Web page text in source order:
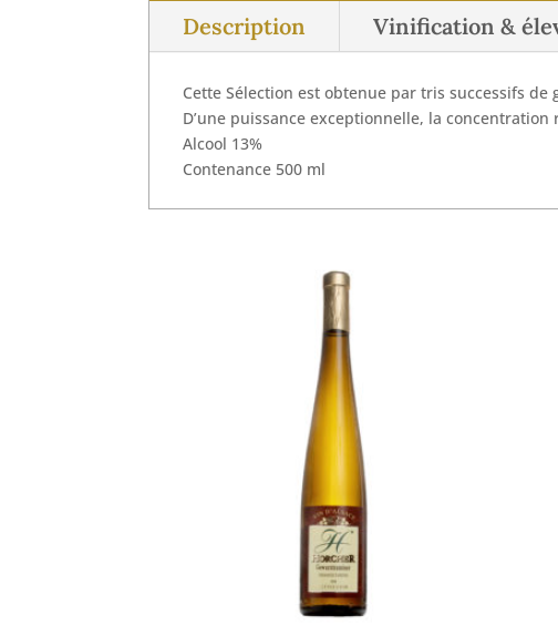
Description Vinification &
Cette Sélection est obtenue par tris successifs
D’une puissance exceptionnelle, la
Alcool 13%
Contenance 500 ml